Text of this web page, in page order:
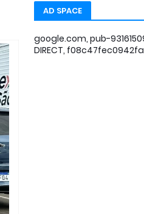
AD SPACE
google.com, pub-
DIRECT,